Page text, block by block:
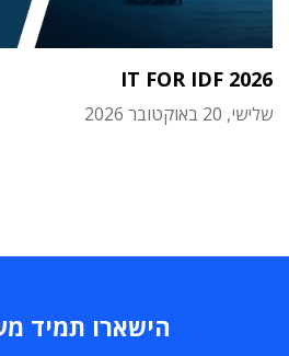
IT FOR IDF 2026
שלישי, 20 באוקטובר 2026
הישארו תמיד